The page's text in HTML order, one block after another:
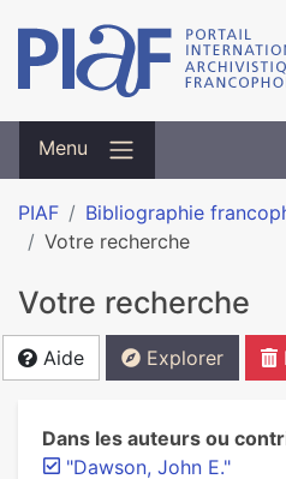
Menu
PIAF
Bibliographie
Votre recherche
Votre recherche
Aide Explorer
Dans les auteurs ou
"Dawson, John E."